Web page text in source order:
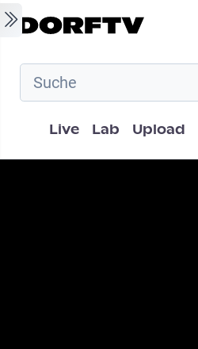
Skip to main content
Hauptnavigation
Live Lab Upload